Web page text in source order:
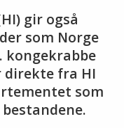
gir også
som Norge
kongekrabbe
direkte fra HI
som